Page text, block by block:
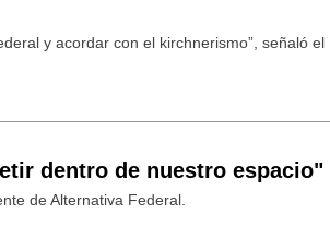
y acordar con el kirchnerismo”, señaló el
dentro de nuestro espacio"
de Alternativa Federal.